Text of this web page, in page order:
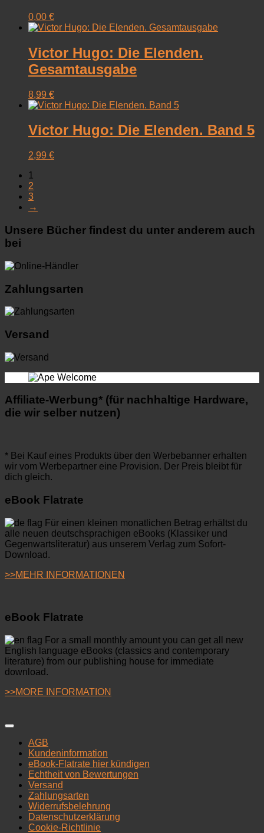
0,00 €
Victor Hugo: Die Elenden.
Gesamtausgabe
8,99 €
Victor Hugo: Die Elenden. Band 5
2,99 €
1
2
3
→
Unsere Bücher findest du unter anderem auch
bei
Zahlungsarten
Versand
Affiliate-Werbung* (für nachhaltige Hardware,
die wir selber nutzen)
* Bei Kauf eines Produkts über den Werbebanner erhalten
wir vom Werbepartner eine Provision. Der Preis bleibt für
dich gleich.
eBook Flatrate
Für einen kleinen monatlichen Betrag erhältst du
alle neuen deutschsprachigen eBooks (Klassiker und
Gegenwartsliteratur) aus unserem Verlag zum Sofort-
Download.
>>MEHR INFORMATIONEN
eBook Flatrate
For a small monthly amount you can get all new
English language eBooks (classics and contemporary
literature) from our publishing house for immediate
download.
>>MORE INFORMATION
AGB
Kundeninformation
eBook-Flatrate hier kündigen
Echtheit von Bewertungen
Versand
Zahlungsarten
Widerrufsbelehrung
Datenschutzerklärung
Cookie-Richtlinie